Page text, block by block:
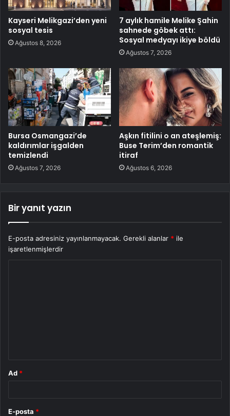
Kayseri Melikgazi’den yeni
sosyal tesis
Ağustos 8, 2026
7 aylık hamile Melike Şahin
sahnede göbek attı:
Sosyal medyayı ikiye böldü
Ağustos 7, 2026
Bursa Osmangazi’de
kaldırımlar işgalden
temizlendi
Ağustos 7, 2026
Aşkın fitilini o an ateşlemiş:
Buse Terim’den romantik
itiraf
Ağustos 6, 2026
Bir yanıt yazın
E-posta adresiniz yayınlanmayacak. Gerekli alanlar * ile
işaretlenmişlerdir
Ad *
E-posta *